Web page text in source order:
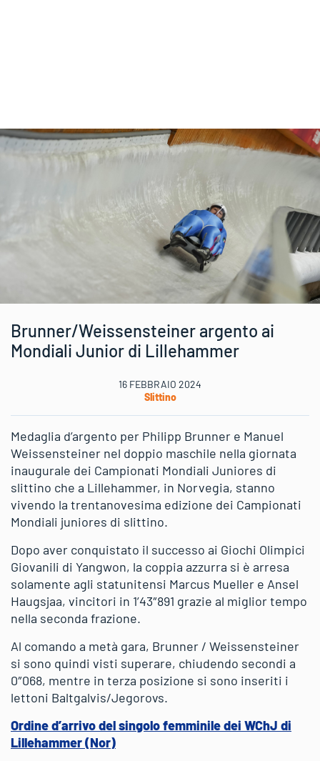
Brunner/Weissensteiner argento ai
Mondiali Junior di Lillehammer
16 FEBBRAIO 2024
Slittino
Medaglia d’argento per Philipp Brunner e Manuel
Weissensteiner nel doppio maschile nella giornata
inaugurale dei Campionati Mondiali Juniores di
slittino che a Lillehammer, in Norvegia, stanno
vivendo la trentanovesima edizione dei Campionati
Mondiali juniores di slittino.
Dopo aver conquistato il successo ai Giochi Olimpici
Giovanili di Yangwon, la coppia azzurra si è arresa
solamente agli statunitensi Marcus Mueller e Ansel
Haugsjaa, vincitori in 1’43″891 grazie al miglior tempo
nella seconda frazione.
Al comando a metà gara, Brunner / Weissensteiner
si sono quindi visti superare, chiudendo secondi a
0″068, mentre in terza posizione si sono inseriti i
lettoni Baltgalvis/Jegorovs.
Ordine d’arrivo del singolo femminile dei WChJ di
Lillehammer (Nor)